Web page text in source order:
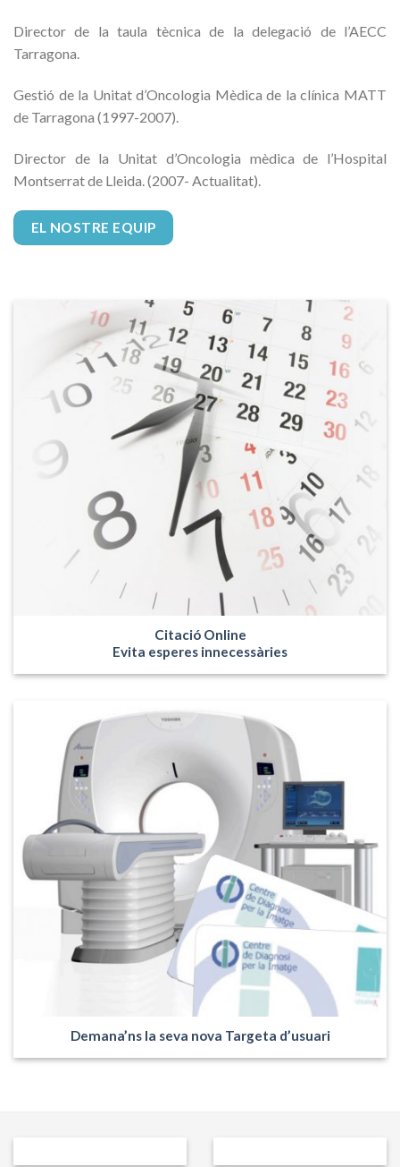
Director de la taula tècnica de la delegació de l’AECC
Tarragona.
Gestió de la Unitat d’Oncologia Mèdica de la clínica MATT
de Tarragona (1997-2007).
Director de la Unitat d’Oncologia mèdica de l’Hospital
Montserrat de Lleida. (2007- Actualitat).
EL NOSTRE EQUIP
Citació Online
Evita esperes innecessàries
Demana’ns la seva nova Targeta d’usuari